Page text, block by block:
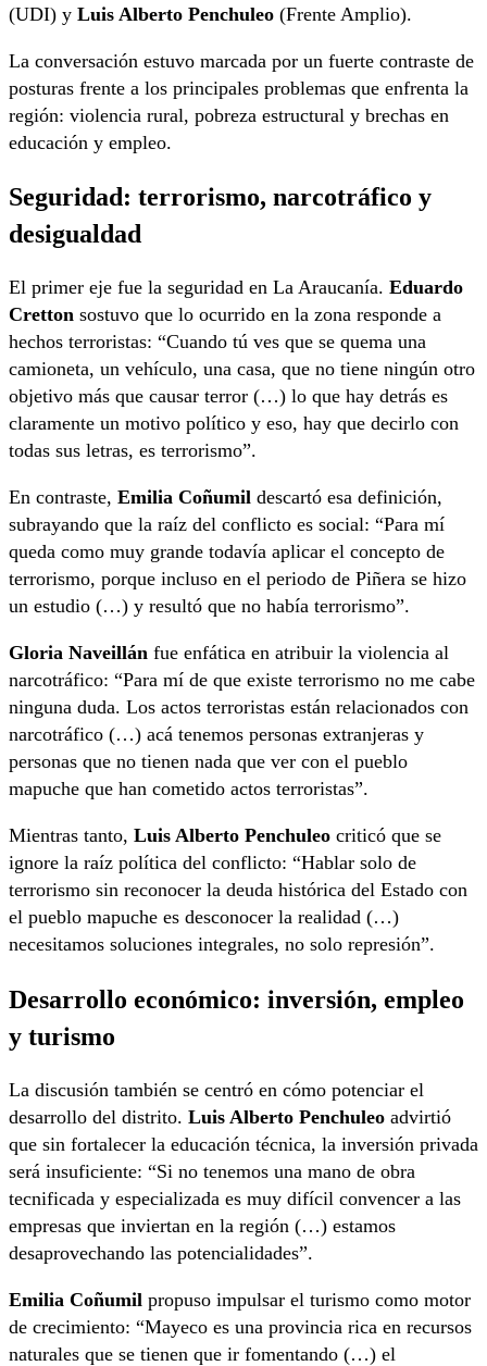
(UDI) y Luis Alberto Penchuleo (Frente Amplio).
La conversación estuvo marcada por un fuerte contraste de
posturas frente a los principales problemas que enfrenta la
región: violencia rural, pobreza estructural y brechas en
educación y empleo.
Seguridad: terrorismo, narcotráfico y
desigualdad
El primer eje fue la seguridad en La Araucanía. Eduardo
Cretton sostuvo que lo ocurrido en la zona responde a
hechos terroristas: “Cuando tú ves que se quema una
camioneta, un vehículo, una casa, que no tiene ningún otro
objetivo más que causar terror (…) lo que hay detrás es
claramente un motivo político y eso, hay que decirlo con
todas sus letras, es terrorismo”.
En contraste, Emilia Coñumil descartó esa definición,
subrayando que la raíz del conflicto es social: “Para mí
queda como muy grande todavía aplicar el concepto de
terrorismo, porque incluso en el periodo de Piñera se hizo
un estudio (…) y resultó que no había terrorismo”.
Gloria Naveillán fue enfática en atribuir la violencia al
narcotráfico: “Para mí de que existe terrorismo no me cabe
ninguna duda. Los actos terroristas están relacionados con
narcotráfico (…) acá tenemos personas extranjeras y
personas que no tienen nada que ver con el pueblo
mapuche que han cometido actos terroristas”.
Mientras tanto, Luis Alberto Penchuleo criticó que se
ignore la raíz política del conflicto: “Hablar solo de
terrorismo sin reconocer la deuda histórica del Estado con
el pueblo mapuche es desconocer la realidad (…)
necesitamos soluciones integrales, no solo represión”.
Desarrollo económico: inversión, empleo
y turismo
La discusión también se centró en cómo potenciar el
desarrollo del distrito. Luis Alberto Penchuleo advirtió
que sin fortalecer la educación técnica, la inversión privada
será insuficiente: “Si no tenemos una mano de obra
tecnificada y especializada es muy difícil convencer a las
empresas que inviertan en la región (…) estamos
desaprovechando las potencialidades”.
Emilia Coñumil propuso impulsar el turismo como motor
de crecimiento: “Mayeco es una provincia rica en recursos
naturales que se tienen que ir fomentando (…) el